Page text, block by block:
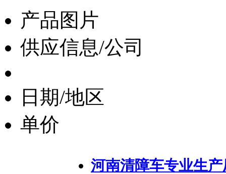
产品图片
供应信息/公司
日期/地区
单价
河南清障车专业生